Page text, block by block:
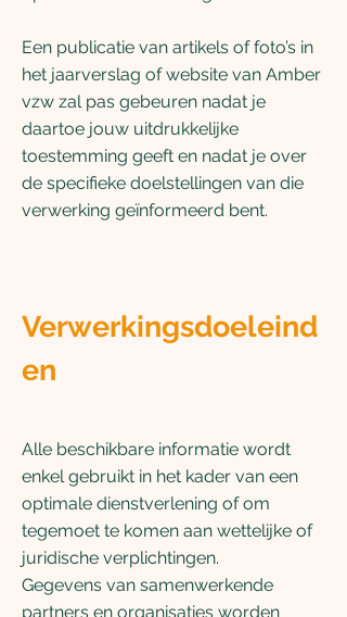
Een publicatie van artikels of foto’s in
het jaarverslag of website van Amber
vzw zal pas gebeuren nadat je
daartoe jouw uitdrukkelijke
toestemming geeft en nadat je over
de specifieke doelstellingen van die
verwerking geïnformeerd bent.
Verwerkingsdoeleind
en
Alle beschikbare informatie wordt
enkel gebruikt in het kader van een
optimale dienstverlening of om
tegemoet te komen aan wettelijke of
juridische verplichtingen.
Gegevens van samenwerkende
partners en organisaties worden